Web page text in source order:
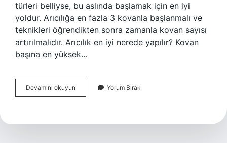
türleri belliyse, bu aslında başlamak için en iyi
yoldur. Arıcılığa en fazla 3 kovanla başlanmalı ve
teknikleri öğrendikten sonra zamanla kovan sayısı
artırılmalıdır. Arıcılık en iyi nerede yapılır? Kovan
başına en yüksek…
Devamını okuyun
Nerede
Yapılır
Yorum Bırak